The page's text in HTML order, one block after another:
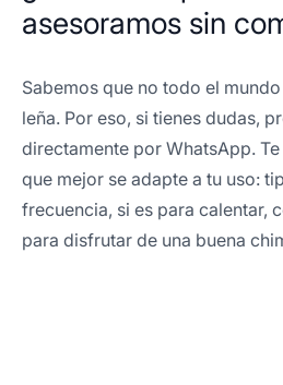
asesoramos sin
Sabemos que no todo el
leña. Por eso, si tienes dudas,
directamente por WhatsApp.
que mejor se adapte a tu uso:
frecuencia, si es para calentar,
para disfrutar de una buena